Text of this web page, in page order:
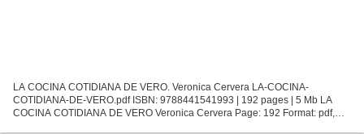
LA COCINA COTIDIANA DE VERO. Veronica Cervera LA-COCINA-
COTIDIANA-DE-VERO.pdf ISBN: 9788441541993 | 192 pages | 5 Mb LA
COCINA COTIDIANA DE VERO Veronica Cervera Page: 192 Format: pdf,